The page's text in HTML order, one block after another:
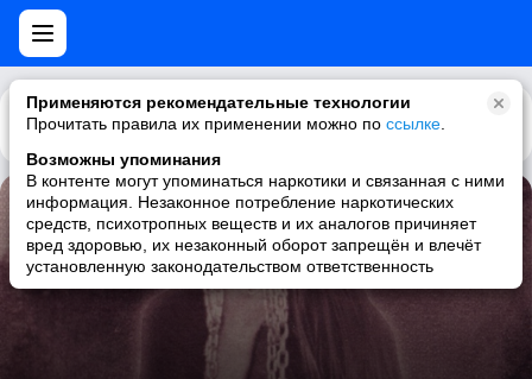
Применяются рекомендательные технологии
Прочитать правила их применении можно по ссылке
Возможны упоминания
В контенте могут упоминаться наркотики и связанная с ними
информация. Незаконное потребление наркотических
средств, психотропных веществ и их аналогов причиняет
вред здоровью, их незаконный оборот запрещён и влечёт
установленную законодательством ответственность
Каталог Рекомендации
Over Bjoergvin graater Himmerik 7
Taake